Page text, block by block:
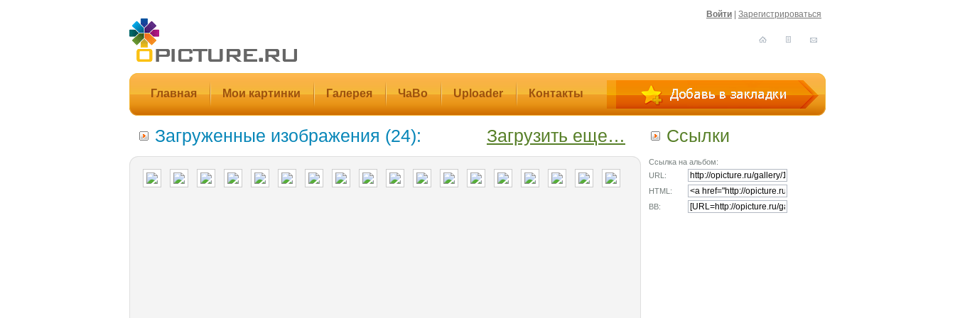
Войти Зарегистрироваться
Главная Мои картинки Галерея ЧаВо Uploader Контакты
Загрузить еще…
Загруженные изображения (24): Ссылки
Ссылка на альбом:
URL:
HTML:
BB: